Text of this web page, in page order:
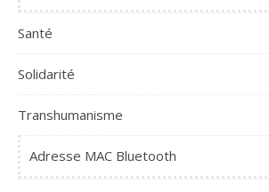
Santé
Solidarité
Transhumanisme
Adresse MAC Bluetooth